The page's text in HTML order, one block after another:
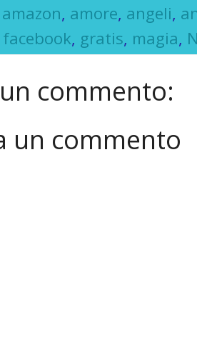
amazon, amore, angeli,
facebook, gratis, magia,
commento:
un commento